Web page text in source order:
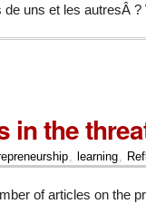
uns et les autresÂ ?
in the
learning
of articles on the